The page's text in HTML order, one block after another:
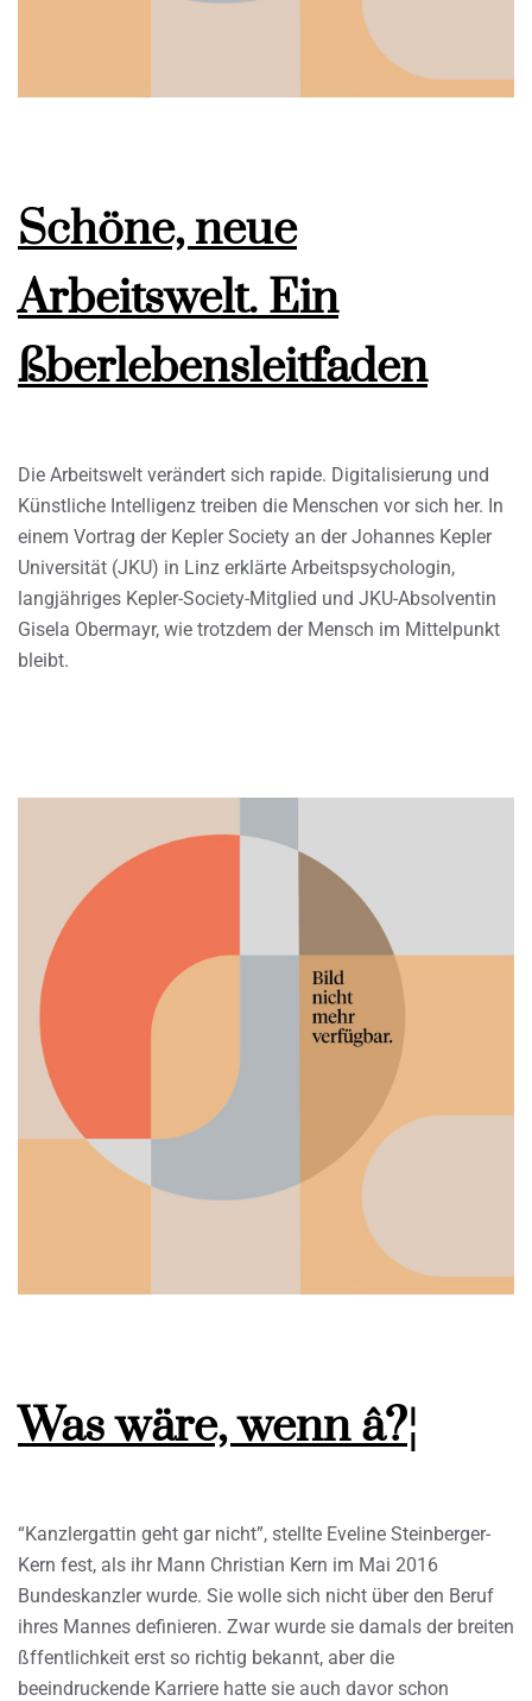
Schöne, neue
Arbeitswelt. Ein
ßberlebensleitfaden
Die Arbeitswelt verändert sich rapide. Digitalisierung und
Künstliche Intelligenz treiben die Menschen vor sich her. In
einem Vortrag der Kepler Society an der Johannes Kepler
Universität (JKU) in Linz erklärte Arbeitspsychologin,
langjähriges Kepler-Society-Mitglied und JKU-Absolventin
Gisela Obermayr, wie trotzdem der Mensch im Mittelpunkt
bleibt.
Was wäre, wenn â?¦
“Kanzlergattin geht gar nicht”, stellte Eveline Steinberger-
Kern fest, als ihr Mann Christian Kern im Mai 2016
Bundeskanzler wurde. Sie wolle sich nicht über den Beruf
ihres Mannes definieren. Zwar wurde sie damals der breiten
ßffentlichkeit erst so richtig bekannt, aber die
beeindruckende Karriere hatte sie auch davor schon